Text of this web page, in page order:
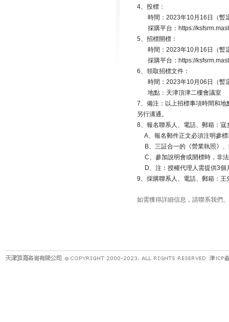
4、投標：
時間： 2023年10月 16 日（暫
採購平台： https://
5、招標開標：
時間： 2023年10月 16 日（暫
採購平台： https://
6、領取招標文件：
時間： 2023年10月 06 日（暫
地點：天津頂津二樓會議室
7、備注：以上招標事項時間和
另行溝通。
8、報名聯系人、電話、郵箱：寇
A、報名郵件正文必須注明參
B、三証合一的《營業執照》
C、參加說明會或開標時，非
D、注：授權代理人需提供3個
9、採購聯系人、電話、郵箱：王
如需獲得詳細信息，請聯系我們。